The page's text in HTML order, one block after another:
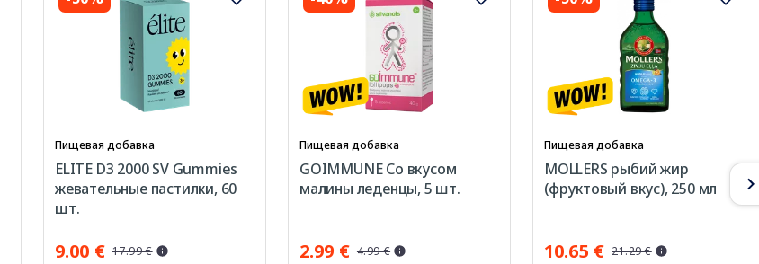
Пищевая добавка
ELITE D3 2000 SV Gummies
жевательные пастилки, 60
шт.
9.00 € 17.99 €
Пищевая добавка
GOIMMUNE Со вкусом
малины леденцы, 5 шт.
2.99 € 4.99 €
Пищевая добавка
MOLLERS рыбий жир
(фруктовый вкус), 250 мл
10.65 € 21.29 €